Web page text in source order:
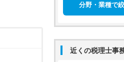
分野・業種で
近くの税理士事